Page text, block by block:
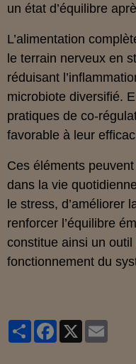
un état d’équilibre
L’alimentation
le terrain nerveux en
réduisant
microbiote diversifié.
pratiques de
favorable à leur
Ces éléments
dans la vie
le stress, d’améliorer
renforcer l’équilibre
constitue ainsi un
fonctionnement du
PartagerFacebook